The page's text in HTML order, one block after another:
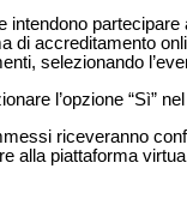
intendono
di accreditamento
selezionando
l’opzione “Sì”
riceveranno
alla piattaforma